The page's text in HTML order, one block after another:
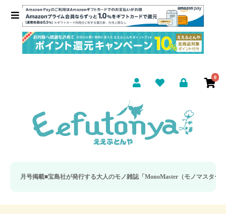
0
宝島社が発行する大人のモノ雑誌「MonoMaster（モノマスター）」の疲